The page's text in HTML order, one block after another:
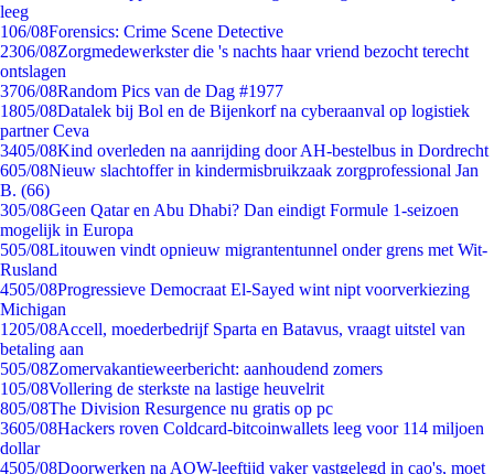
leeg
106/08Forensics: Crime Scene Detective
2306/08Zorgmedewerkster die 's nachts haar vriend bezocht terecht
ontslagen
3706/08Random Pics van de Dag #1977
1805/08Datalek bij Bol en de Bijenkorf na cyberaanval op logistiek
partner Ceva
3405/08Kind overleden na aanrijding door AH-bestelbus in Dordrecht
605/08Nieuw slachtoffer in kindermisbruikzaak zorgprofessional Jan
B. (66)
305/08Geen Qatar en Abu Dhabi? Dan eindigt Formule 1-seizoen
mogelijk in Europa
505/08Litouwen vindt opnieuw migrantentunnel onder grens met Wit-
Rusland
4505/08Progressieve Democraat El-Sayed wint nipt voorverkiezing
Michigan
1205/08Accell, moederbedrijf Sparta en Batavus, vraagt uitstel van
betaling aan
505/08Zomervakantieweerbericht: aanhoudend zomers
105/08Vollering de sterkste na lastige heuvelrit
805/08The Division Resurgence nu gratis op pc
3605/08Hackers roven Coldcard-bitcoinwallets leeg voor 114 miljoen
dollar
4505/08Doorwerken na AOW-leeftijd vaker vastgelegd in cao's, moet